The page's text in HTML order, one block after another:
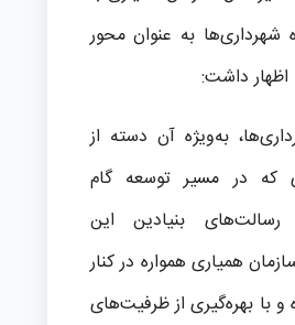
شهرداری‌ها به عنوان محور
داشت:
به‌ویژه آن دسته از
که در مسیر توسعه گام
رسالت‌های بنیادین این
همیاری همواره در کنار
و با بهره‌گیری از ظرفیت‌های